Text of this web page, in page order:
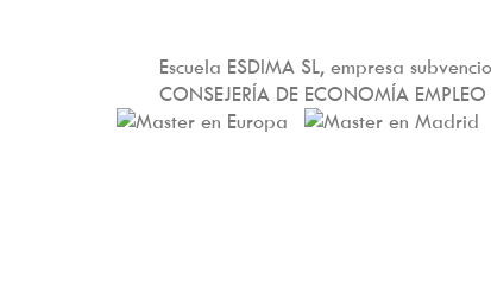
Escuela ESDIMA SL, empresa
CONSEJERÍA DE ECONOMÍA